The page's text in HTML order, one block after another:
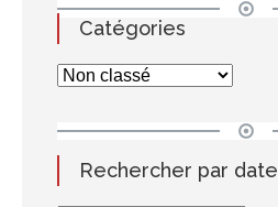
Catégories
Rechercher par date